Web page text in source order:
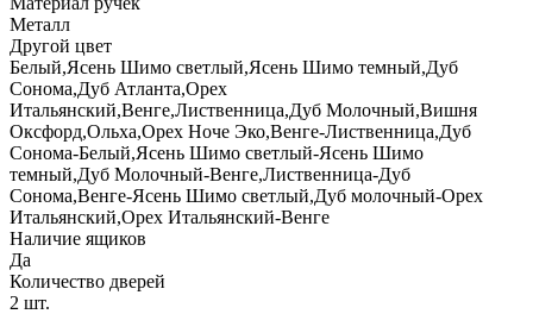
Металл
Другой цвет
Белый,Ясень Шимо светлый,Ясень Шимо темный,Дуб
Сонома,Дуб Атланта,Орех
Итальянский,Венге,Лиственница,Дуб Молочный,Вишня
Оксфорд,Ольха,Орех Ноче Эко,Венге-Лиственница,Дуб
Сонома-Белый,Ясень Шимо светлый-Ясень Шимо
темный,Дуб Молочный-Венге,Лиственница-Дуб
Сонома,Венге-Ясень Шимо светлый,Дуб молочный-Орех
Итальянский,Орех Итальянский-Венге
Наличие ящиков
Да
Количество дверей
2 шт.